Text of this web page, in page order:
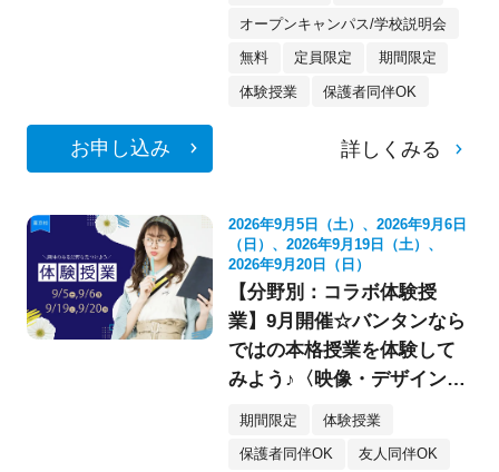
オープンキャンパス/学校説明会
無料 定員限定 期間限定
体験授業 保護者同伴OK
お申し込み 詳しくみる
2026年9月5日（土）、2026年9月6日
（日）、2026年9月19日（土）、
2026年9月20日（日）
【分野別：コラボ体験授
業】9月開催☆バンタンなら
ではの本格授業を体験して
みよう♪〈映像・デザイン・
イラスト〉
期間限定 体験授業
保護者同伴OK 友人同伴OK